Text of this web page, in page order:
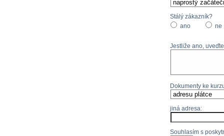
Stálý zákazník?
ano
ne
Jestliže ano,
Dokumenty ke
jiná adresa:
Souhlasím s